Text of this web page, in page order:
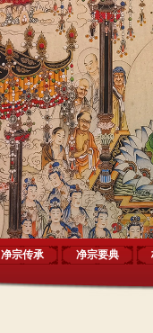
净宗传承 净宗要典